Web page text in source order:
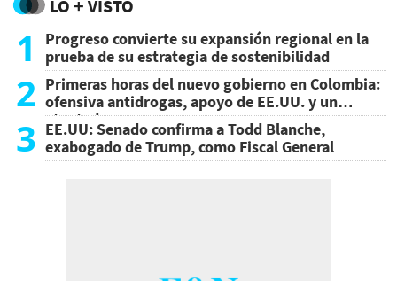
LO + VISTO
1
Progreso convierte su expansión regional en la
prueba de su estrategia de sostenibilidad
2 Primeras horas del nuevo gobierno en Colombia:
ofensiva antidrogas, apoyo de EE.UU. y un
atentado
3 EE.UU: Senado confirma a Todd Blanche,
exabogado de Trump, como Fiscal General